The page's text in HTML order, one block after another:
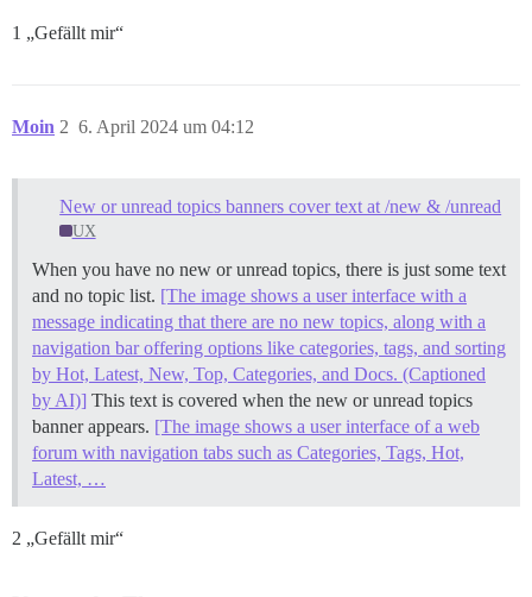
1 „Gefällt mir“
Moin 6. April 2024 um 04:12
2
New or unread topics banners cover text at /new & /unread
UX
When you have no new or unread topics, there is just some text
and no topic list. [The image shows a user interface with a
message indicating that there are no new topics, along with a
navigation bar offering options like categories, tags, and sorting
by Hot, Latest, New, Top, Categories, and Docs. (Captioned
by AI)] This text is covered when the new or unread topics
banner appears. [The image shows a user interface of a web
forum with navigation tabs such as Categories, Tags, Hot,
Latest, …
2 „Gefällt mir“